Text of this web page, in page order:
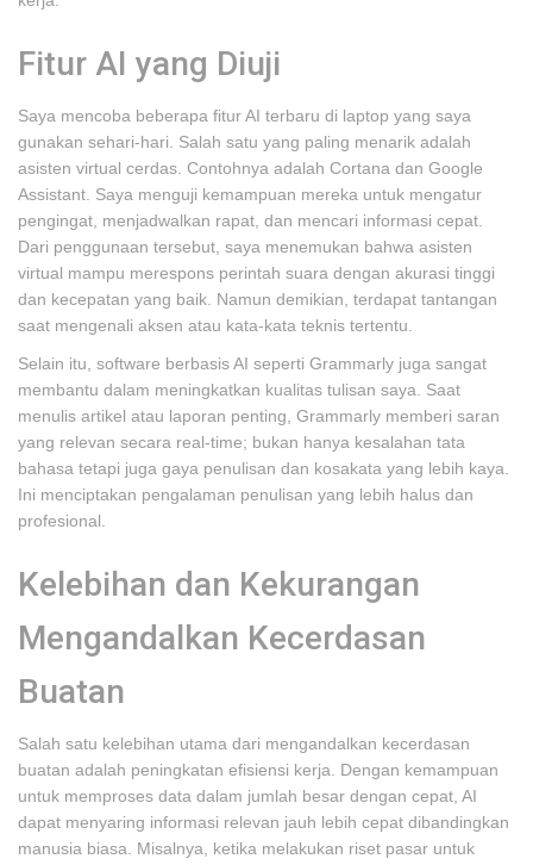
Fitur AI yang Diuji
Saya mencoba beberapa fitur AI terbaru di laptop yang saya
gunakan sehari-hari. Salah satu yang paling menarik adalah
asisten virtual cerdas. Contohnya adalah Cortana dan Google
Assistant. Saya menguji kemampuan mereka untuk mengatur
pengingat, menjadwalkan rapat, dan mencari informasi cepat.
Dari penggunaan tersebut, saya menemukan bahwa asisten
virtual mampu merespons perintah suara dengan akurasi tinggi
dan kecepatan yang baik. Namun demikian, terdapat tantangan
saat mengenali aksen atau kata-kata teknis tertentu.
Selain itu, software berbasis AI seperti Grammarly juga sangat
membantu dalam meningkatkan kualitas tulisan saya. Saat
menulis artikel atau laporan penting, Grammarly memberi saran
yang relevan secara real-time; bukan hanya kesalahan tata
bahasa tetapi juga gaya penulisan dan kosakata yang lebih kaya.
Ini menciptakan pengalaman penulisan yang lebih halus dan
profesional.
Kelebihan dan Kekurangan
Mengandalkan Kecerdasan
Buatan
Salah satu kelebihan utama dari mengandalkan kecerdasan
buatan adalah peningkatan efisiensi kerja. Dengan kemampuan
untuk memproses data dalam jumlah besar dengan cepat, AI
dapat menyaring informasi relevan jauh lebih cepat dibandingkan
manusia biasa. Misalnya, ketika melakukan riset pasar untuk